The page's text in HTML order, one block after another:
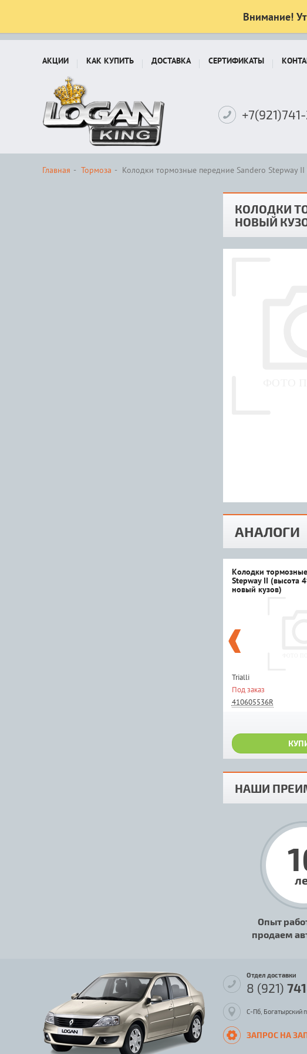
Внимание!
АКЦИИ КАК КУПИТЬ ДОСТАВКА СЕРТИФИКАТЫ
Главная Тормоза Колодки тормозные передние Sandero Stepway
КОЛОДКИ
НОВЫЙ
АНАЛОГИ
Колодки
Stepway II (высота
новый кузов)
Trialli
Под заказ
410605536R
НАШИ
Опыт
продаем
Отдел доставки
8 (921)
С-Пб, Богатырский
ЗАПРОС НА